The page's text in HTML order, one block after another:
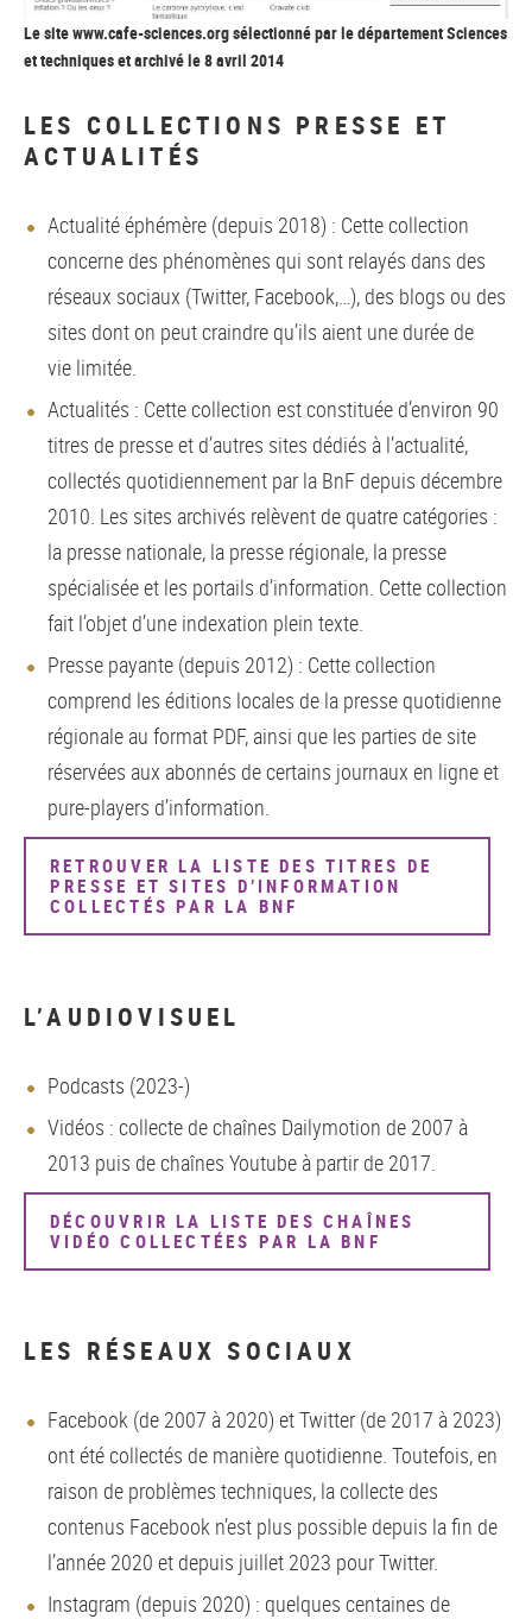
Le site www.cafe-sciences.org sélectionné par le département Sciences
et techniques et archivé le 8 avril 2014
LES COLLECTIONS PRESSE ET
ACTUALITÉS
Actualité éphémère (depuis 2018) : Cette collection
concerne des phénomènes qui sont relayés dans des
réseaux sociaux (Twitter, Facebook,…), des blogs ou des
sites dont on peut craindre qu’ils aient une durée de
vie limitée.
Actualités : Cette collection est constituée d’environ 90
titres de presse et d’autres sites dédiés à l’actualité,
collectés quotidiennement par la BnF depuis décembre
2010. Les sites archivés relèvent de quatre catégories :
la presse nationale, la presse régionale, la presse
spécialisée et les portails d’information. Cette collection
fait l’objet d’une indexation plein texte.
Presse payante (depuis 2012) : Cette collection
comprend les éditions locales de la presse quotidienne
régionale au format PDF, ainsi que les parties de site
réservées aux abonnés de certains journaux en ligne et
pure-players d’information.
RETROUVER LA LISTE DES TITRES DE
PRESSE ET SITES D’INFORMATION
COLLECTÉS PAR LA BNF
L’AUDIOVISUEL
Podcasts (2023-)
Vidéos : collecte de chaînes Dailymotion de 2007 à
2013 puis de chaînes Youtube à partir de 2017.
DÉCOUVRIR LA LISTE DES CHAÎNES
VIDÉO COLLECTÉES PAR LA BNF
LES RÉSEAUX SOCIAUX
Facebook (de 2007 à 2020) et Twitter (de 2017 à 2023)
ont été collectés de manière quotidienne. Toutefois, en
raison de problèmes techniques, la collecte des
contenus Facebook n’est plus possible depuis la fin de
l’année 2020 et depuis juillet 2023 pour Twitter.
Instagram (depuis 2020) : quelques centaines de